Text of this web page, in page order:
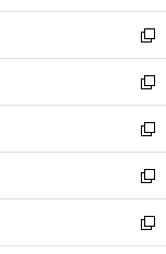
開
く
ウ
で
開
く
ン
ド
ウ
で
開
く
ウ
ィ
ン
ド
ウ
で
開
く
新
し
い
ウ
ィ
ン
ド
ウ
で
開
新
し
い
ウ
ィ
ン
ド
ウ
新
し
い
ウ
ィ
ン
新
し
い
ウ
新
し